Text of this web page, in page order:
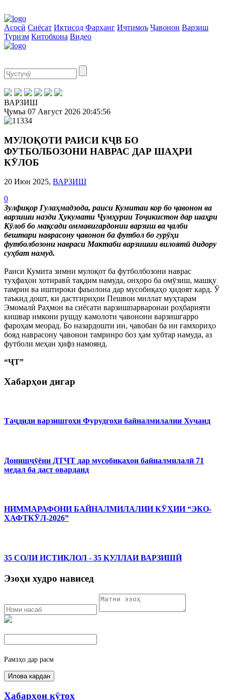
Асосӣ Сиёсат Иқтисод Фарҳанг Иҷтимоъ Ҷавонон Варзиш
Туризм Китобхона Видео
ВАРЗИШ
Ҷумъа 07 Август 2026 20:45:57
МУЛОҚОТИ РАИСИ КҶВ БО
ФУТБОЛБОЗОНИ НАВРАС ДАР ШАҲРИ
КӮЛОБ
20 Июн 2025, ВАРЗИШ
0
Зулфиқор Гулаҳмадзода, раиси Кумитаи кор бо ҷавонон ва
варзиши назди Ҳукумати Ҷумҳурии Тоҷикистон дар шаҳри
Кӯлоб бо мақсади оммавигардонии варзиш ва ҷалби
бештари наврасону ҷавонон ба футбол бо гурӯҳи
футболбозони навраси Мактаби варзишии вилоятӣ дидору
суҳбат намуд.
Раиси Кумита зимни мулоқот ба футболбозони наврас
туҳфаҳои хотиравӣ тақдим намуда, онҳоро ба омӯзиш, машқу
тамрин ва иштироки фаъолона дар мусобиқаҳо ҳидоят кард. Ӯ
таъкид дошт, ки дастгириҳои Пешвои миллат муҳтарам
Эмомалӣ Раҳмон ва сиёсати варзишпарваронаи роҳбарияти
кишвар имкони рушду камолоти ҷавонони варзишгарро
фароҳам меорад. Бо назардошти ин, ҷавобан ба ин ғамхориҳо
бояд наврасону ҷавонон тамринро боз ҳам хубтар намуда, аз
футболи меҳан ҳифз намоянд.
“ҶТ”
Хабарҳои дигар
Таҷдиди варзишгоҳи Фурудгоҳи байналмилалии Хуҷанд
Донишҷӯёни ДТҶТ дар мусобиқаҳои байналмилалӣ 71
медал ба даст оварданд
НИММАРАФОНИ БАЙНАЛМИЛАЛИИ КӮҲИИ “ЭКО-
ҲАФТКӮЛ-2026”
35 СОЛИ ИСТИҚЛОЛ - 35 ҚУЛЛАИ ВАРЗИШӢ
Эзоҳи худро нависед
Рамзҳо дар расм
Хабарҳои кӯтоҳ